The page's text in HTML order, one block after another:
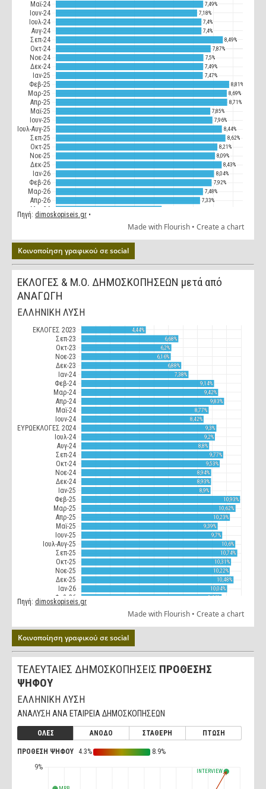
Κοινοποίηση γραφικού σε social
Κοινοποίηση γραφικού σε social